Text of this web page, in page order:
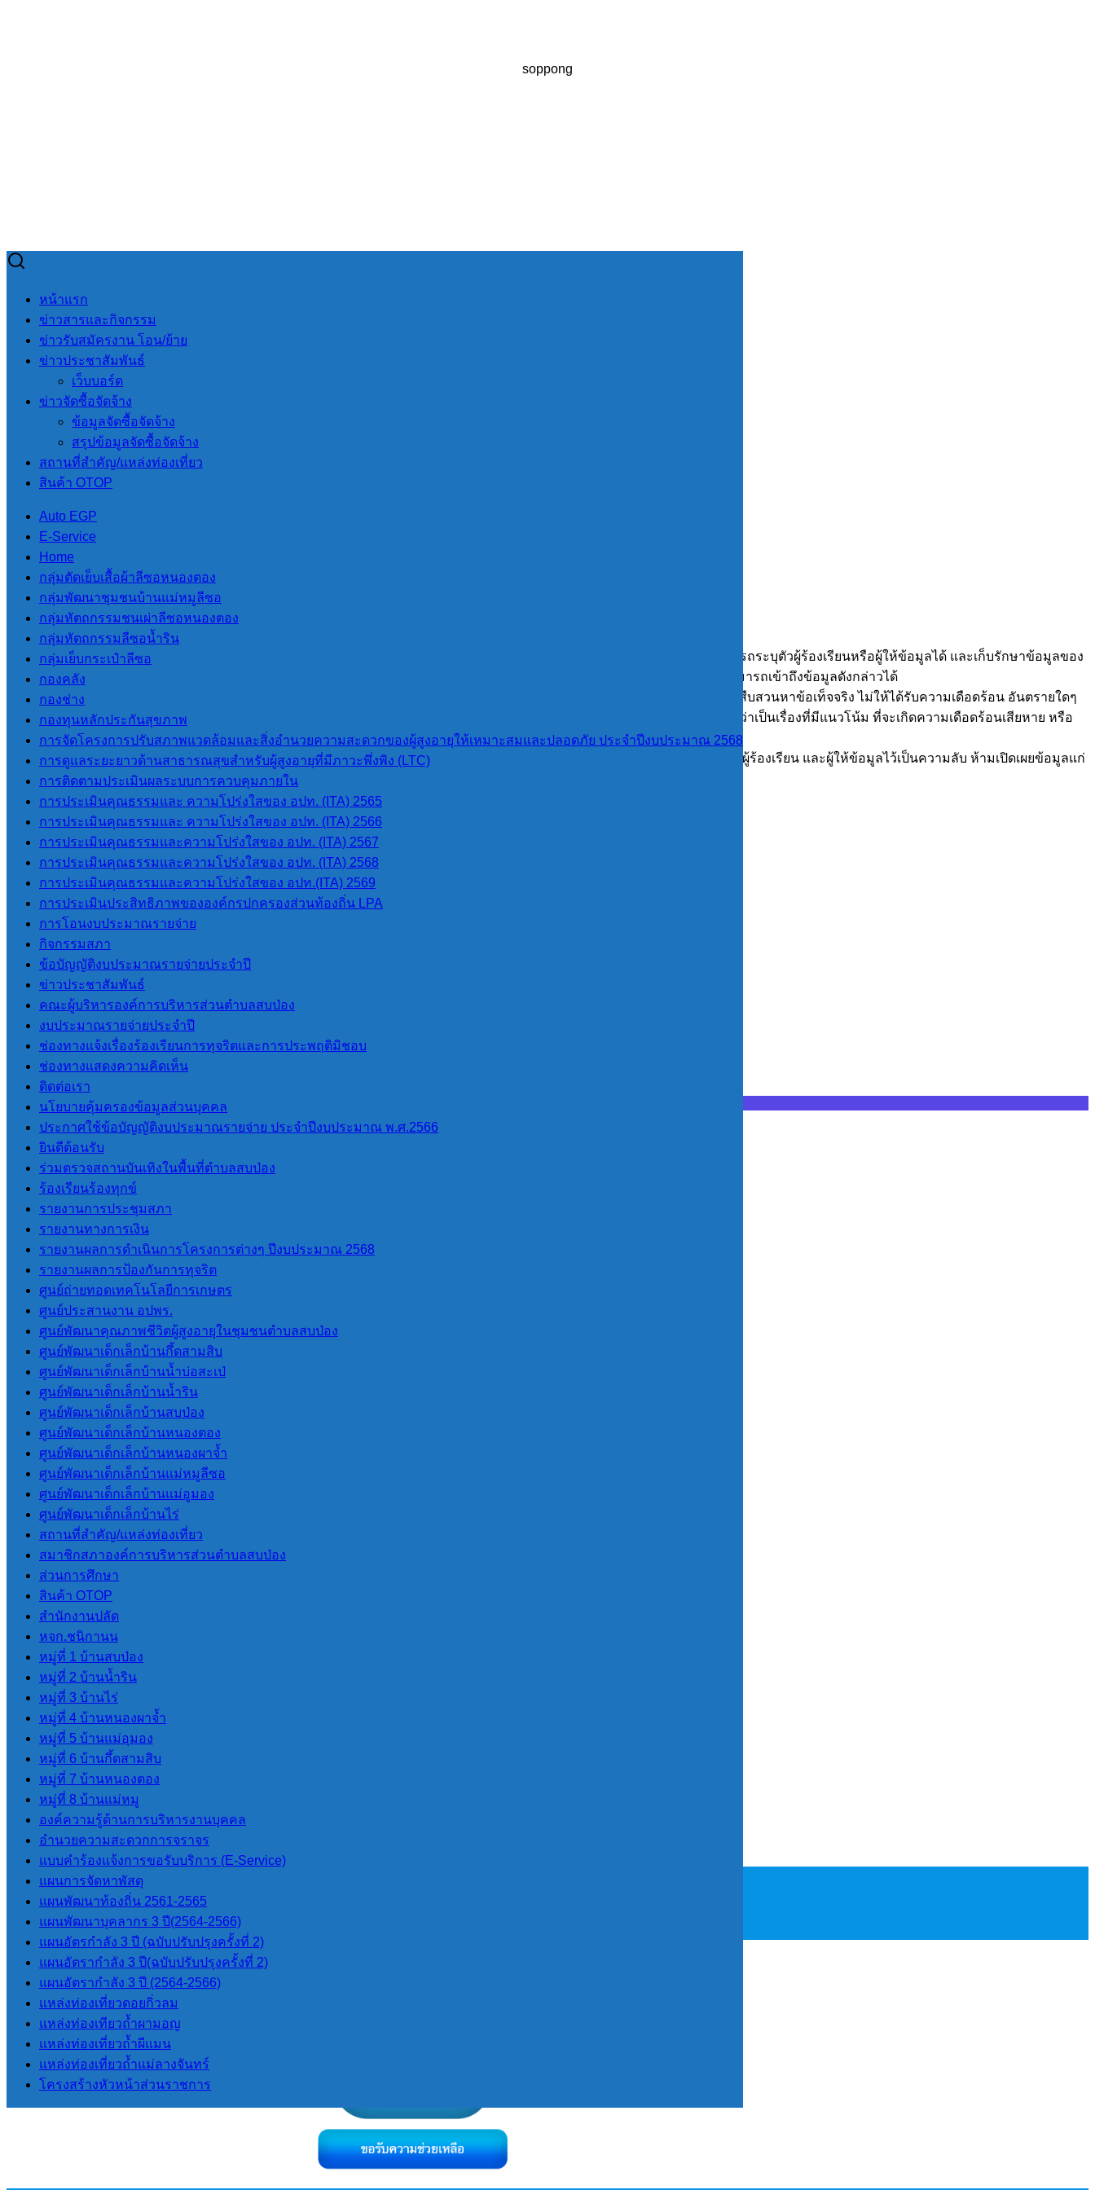
soppong
Skip
contentหน้าแรก
ข่าวสารและกิจกรรม
ข่าวรับสมัครงาน โอน/ย้าย
ข่าวประชาสัมพันธ์
เว็บบอร์ด
ข่าวจัดซื้อจัดจ้าง
ข้อมูลจัดซื้อจัดจ้าง
สรุปข้อมูลจัดซื้อจัดจ้าง
สถานที่สําคัญ/แหล่งท่องเที่ยว
สินค้า OTOP
Auto EGP
E-Service
Home
กลุ่มตัดเย็บเสื้อผ้าลีซอหนองตอง
กลุ่มพัฒนาชุมชนบ้านแม่หมูลีซอ
กลุ่มหัตถกรรมชนเผ่าลีซอหนองตอง
กลุ่มหัตถกรรมลีซอน้ำริน
กลุ่มเย็บกระเป๋าลีซอ
กองคลัง
กองช่าง
กองทุนหลักประกันสุขภาพ
การจัดโครงการปรับสภาพแวดล้อมและสิ่งอำนวยความสะดวกของผู้สูงอายุให้เหมาะสมและปลอดภัย ประจำปีงบประมาณ 2568
การดูแลระยะยาวด้านสาธารณสุขสำหรับผู้สูงอายุที่มีภาวะพึ่งพิง (LTC)
การติดตามประเมินผลระบบการควบคุมภายใน
การประเมินคุณธรรมและ ความโปร่งใสของ อปท. (ITA) 2565
การประเมินคุณธรรมและ ความโปร่งใสของ อปท. (ITA) 2566
การประเมินคุณธรรมและความโปร่งใสของ อปท. (ITA) 2567
การประเมินคุณธรรมและความโปร่งใสของ อปท. (ITA) 2568
การประเมินคุณธรรมและความโปร่งใสของ อปท.(ITA) 2569
การประเมินประสิทธิภาพขององค์กรปกครองส่วนท้องถิ่น LPA
การโอนงบประมาณรายจ่าย
กิจกรรมสภา
ข้อบัญญัติงบประมาณรายจ่ายประจำปี
ข่าวประชาสัมพันธ์
คณะผู้บริหารองค์การบริหารส่วนตำบลสบป่อง
งบประมาณรายจ่ายประจำปี
ช่องทางแจ้งเรื่องร้องเรียนการทุจริตและการประพฤติมิชอบ
ช่องทางแสดงความคิดเห็น
ติดต่อเรา
นโยบายคุ้มครองข้อมูลส่วนบุคคล
ประกาศใช้ข้อบัญญัติงบประมาณรายจ่าย ประจำปีงบประมาณ พ.ศ.2566
ยินดีต้อนรับ
ร่วมตรวจสถานบันเทิงในพื้นที่ตำบลสบป่อง
ร้องเรียนร้องทุกข์
รายงานการประชุมสภา
รายงานทางการเงิน
รายงานผลการดำเนินการโครงการต่างๆ ปีงบประมาณ 2568
รายงานผลการป้องกันการทุจริต
ศูนย์ถ่ายทอดเทคโนโลยีการเกษตร
ศูนย์ประสานงาน อปพร.
ศูนย์พัฒนาคุณภาพชีวิตผู้สูงอายุในชุมชนตำบลสบป่อง
ศูนย์พัฒนาเด็กเล็กบ้านกึ้ดสามสิบ
ศูนย์พัฒนาเด็กเล็กบ้านน้ำบ่อสะเป่
ศูนย์พัฒนาเด็กเล็กบ้านน้ำริน
ศูนย์พัฒนาเด็กเล็กบ้านสบป่อง
ศูนย์พัฒนาเด็กเล็กบ้านหนองตอง
ศูนย์พัฒนาเด็กเล็กบ้านหนองผาจ้ำ
ศูนย์พัฒนาเด็กเล็กบ้านแม่หมูลีซอ
ศูนย์พัฒนาเด็กเล็กบ้านแม่อูมอง
ศูนย์พัฒนาเด็กเล็กบ้านไร่
สถานที่สําคัญ/แหล่งท่องเที่ยว
สมาชิกสภาองค์การบริหารส่วนตําบลสบป่อง
ส่วนการศึกษา
สินค้า OTOP
สํานักงานปลัด
หจก.ชนิกานน
หมู่ที่ 1 บ้านสบป่อง
หมู่ที่ 2 บ้านน้ำริน
หมู่ที่ 3 บ้านไร่
หมู่ที่ 4 บ้านหนองผาจ้ำ
หมู่ที่ 5 บ้านแม่อุมอง
หมู่ที่ 6 บ้านกึ้ดสามสิบ
หมู่ที่ 7 บ้านหนองตอง
หมู่ที่ 8 บ้านแม่หมู
องค์ความรู้ด้านการบริหารงานบุคคล
อำนวยความสะดวกการจราจร
แบบคำร้องแจ้งการขอรับบริการ (E-Service)
แผนการจัดหาพัสดุ
แผนพัฒนาท้องถิ่น 2561-2565
แผนพัฒนาบุคลากร 3 ปี(2564-2566)
แผนอัตรกำลัง 3 ปี (ฉบับปรับปรุงครั้งที่ 2)
แผนอัตรากำลัง 3 ปี(ฉบับปรับปรุงครั้งที่ 2)
แผนอัตรากําลัง 3 ปี (2564-2566)
แหล่งท่องเที่ยวดอยกิ่วลม
แหล่งท่องเทียวถ้ำผามอญ
แหล่งท่องเที่ยวถ้ำผีแมน
แหล่งท่องเที่ยวถ้ำแม่ลางจันทร์
โครงสร้างหัวหน้าส่วนราชการ
ช่องทางแจ้งเรื่องร้องเรียนการทุจริตและการประพฤติมิชอบ
ช่องทางแจ้งเรื่องร้องเรียนการทุจริตและการประพฤติมิชอบ
เงื่อนไข
2. กรุณาใช้คำที่สุภาพและไม่เป็นการหมิ่นประมาท ใส่ร้ายผู้อื่น
3. ทางทีมงานขอสงวนสิทธิ์ในการลบข้อความไม่เหมาะสมใดๆโดยมิต้องแจ้งล่วงหน้า
**รายละเอียดและชื่อของท่านจะไม่ถูกเปิดเผย และ จะเก็บเป็นความลับ
ข้าพเจ้าขอยืนยันข้อความทั้งหมดเป็นความจริง
การคุ้มครองสิทธิของผู้ร้องเรียน
เพื่อเป็นการคุ้มครองสิทธิ์ของผู้ร้องเรียนและผู้ให้ข้อมูลที่กระทำโดยเจตนาสุจริต หน่วยงานจะปกปิดชื่อที่อยู่หรือข้อมูลใดๆ ที่สามารถระบุตัวผู้ร้องเรียนหรือผู้ให้ข้อมูลได้ และเก็บรักษาข้อมูลของ
ผู้ร้องเรียนหรือผู้ให้ข้อมูลไว้เป็นความลับ โดยจำกัดเฉพาะผู้ที่มีหน้าที่รับผิดชอบ ในการดำเนินการตรวจสอบเรื่องร้องเรียนเท่านั้น ที่สามารถเข้าถึงข้อมูลดังกล่าวได้
ในกรณีที่มีการร้องเรียน หน่วยงานจะกำหนด มาตรการ คุ้มครองผู้แจ้งเบาะแสหรือผู้ร้องเรียน พยาน และบุคคลที่ให้ข้อมูล ในการสืบสวนหาข้อเท็จจริง ไม่ให้ได้รับความเดือดร้อน อันตรายใดๆ
หรือความไม่ชอบธรรม อันเกิดมาจากการแจ้งเบาะแส การร้องเรียน การเป็นพยาน หรือการให้ข้อมูล แก่หน่วยงาน หากหน่วยงานเห็นว่าเป็นเรื่องที่มีแนวโน้ม ที่จะเกิดความเดือดร้อนเสียหาย หรือ
ความไม่ปลอดภัยต่อผู้ร้องเรียน
ทั้งนี้ ผู้ได้รับข้อมูลจากการปฏิบัติหน้าที่ที่เกี่ยวข้อง กับเรื่องร้องเรียน มีหน้าที่เก็บรักษาข้อมูล ข้อร้องเรียนและเอกสาร หลักฐานของผู้ร้องเรียน และผู้ให้ข้อมูลไว้เป็นความลับ ห้ามเปิดเผยข้อมูลแก่
บุคคลอื่น ที่ไม่มีหน้าที่เกี่ยวข้อง เว้นแต่เป็นการเปิดเผยตามหน้าที่ที่กฎหมายกำหนด